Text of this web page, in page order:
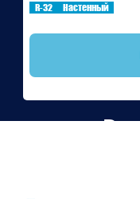
R-32 Настенный